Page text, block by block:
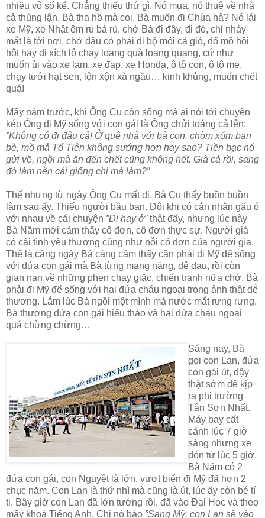
nhiều vô số kể. Chẳng thiếu thứ gì. Nó mua, nó thuê về nhà
cả thùng lận. Bà tha hồ mà coi. Bà muốn đi Chùa hả? Nó lái
xe Mỹ, xe Nhật êm ru bà rù, chở Bà đi đây, đi đó, chỉ nháy
mắt là tới nơi, chớ đâu có phải đi bộ mỏi cả giò, đổ mồ hôi
hột hay đi xích lô chạy loạng quà loạng quạng, cứ như
muốn ủi vào xe lam, xe đạp, xe Honda, ô tô con, ô tô mẹ,
chạy tưới hạt sen, lộn xộn xà ngầu… kinh khủng, muốn chết
quá!
Mấy năm trước, khi Ông Cụ còn sống mà ai nói tới chuyện
kéo Ông đi Mỹ sống với con gái là Ông chửi toáng cả lên:
”Không có đi đâu cả! Ở quê nhà với bà con, chòm xóm bạn
bè, mồ mả Tổ Tiên không sướng hơn hay sao? Tiền bạc nó
gửi về, ngồi mà ăn đến chết cũng không hết. Già cả rồi, sang
đó làm nên cái giống chi mà làm?”
Thế nhưng từ ngày Ông Cụ mất đi, Bà Cụ thấy buồn buồn
làm sao ấy. Thiếu người bầu bạn. Đôi khi có cằn nhằn gấu ó
với nhau về cái chuyện ”Đi hay ở”thật đấy, nhưng lúc này
Bà Năm mới cảm thấy cô đơn, cô đơn thực sự. Người già
có cái tình yêu thương cũng như nỗi cô đơn của người gìa.
Thế là càng ngày Bà càng cảm thấy cần phải đi Mỹ để sống
với đứa con gái mà Bà từng mang nặng, đẻ đau, rồi còn
gian nan về những phen chạy giặc, chiến tranh nữa chớ. Bà
phải đi Mỹ để sống với hai đứa cháu ngoại trong ảnh thật dễ
thương. Lắm lúc Bà ngồi một mình mà nước mắt rưng rưng,
Bà thương đứa con gái hiếu thảo và hai đứa cháu ngoại
quá chừng chừng…
Sáng nay, Bà
gọi con Lan, đứa
con gái út, dậy
thật sớm để kịp
ra phi trường
Tân Sơn Nhất.
Máy bay cất
cánh lúc 7 giờ
sáng nhưng xe
đón từ lúc 5 giờ.
Bà Năm có 2
đứa con gái, con Nguyệt là lớn, vượt biển đi Mỹ đã hơn 2
chục năm. Con Lan là thứ nhì mà cũng là út, lúc ấy còn bé tí
ti. Bây giờ con Lan đã lớn tướng rồi, đã vào Đại Học và theo
mấy khoá Tiếng Anh. Chị nó bảo ”Sang Mỹ, con Lan sẽ vào